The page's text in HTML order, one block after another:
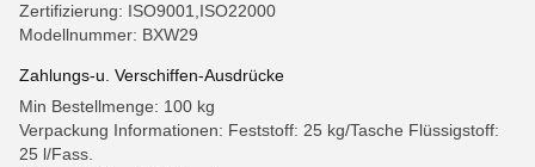
Zertifizierung: ISO9001,ISO22000
Modellnummer: BXW29
Zahlungs-u. Verschiffen-Ausdrücke
Min Bestellmenge: 100 kg
Verpackung Informationen: Feststoff: 25 kg/Tasche Flüssigstoff:
25 l/Fass.